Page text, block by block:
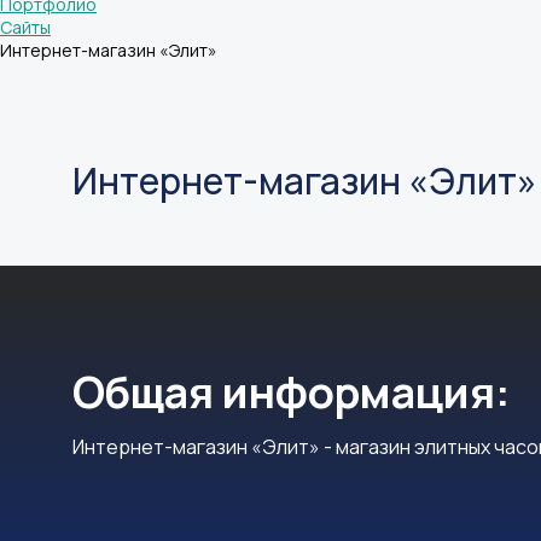
Cайты
Интернет-магазин «Элит»
Интернет-магазин «Элит»
Общая информация:
Интернет-магазин «Элит» - магазин элитных